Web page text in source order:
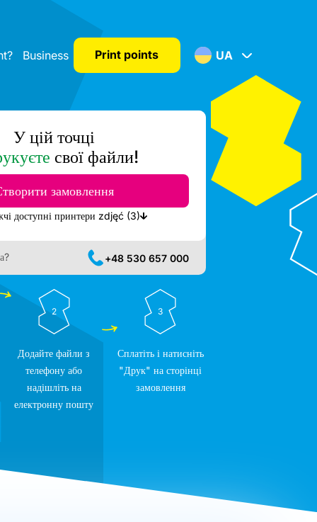
Business Print points UA
У цій точці
свої файли!
замовлення
Показати найближчі доступні принтери zdjęć (3)
+48 530 657 000
2
Додайте файли з
телефону або
надішліть на
електронну пошту
3
Сплатіть і натисніть
"Друк" на сторінці
замовлення